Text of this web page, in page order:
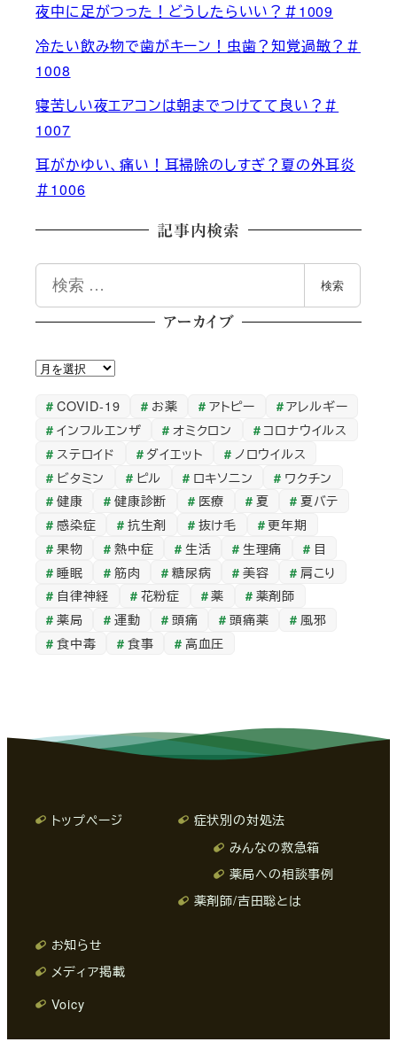
夜中に足がつった！どうしたらいい？＃1009
冷たい飲み物で歯がキーン！虫歯？知覚過敏？＃
1008
寝苦しい夜エアコンは朝までつけてて良い？＃
1007
耳がかゆい、痛い！耳掃除のしすぎ？夏の外耳炎
＃1006
記事内検索
索
検索
アーカイブ
ア
カ
イ
ブ
COVID-19 お薬 アトピー
アレルギー
インフルエンザ
オミクロン
コロナウイルス
ステロイド
ダイエット
ノロウイルス
ビタミン
ピル ロキソニン
ワクチン
健康
健康診断 医療 夏
夏バテ
感染症
抗生剤 抜け毛
更年期
果物
熱中症 生活 生理痛
目
睡眠
筋肉 糖尿病 美容
肩こり
自律神経
花粉症 薬
薬剤師
薬局
運動 頭痛 頭痛薬
風邪
食中毒
食事 高血圧
トップページ
症状別の対処法
みんなの救急箱
薬局への相談事例
薬剤師/吉田聡とは
お知らせ
メディア掲載
Voicy